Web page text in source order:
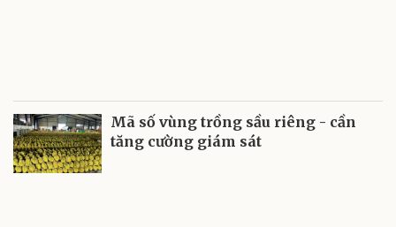
Mã số vùng trồng sầu riêng - cần
tăng cường giám sát